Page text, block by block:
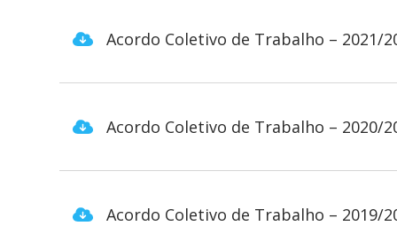
Acordo Coletivo de Trabalho – 2021/
Acordo Coletivo de Trabalho – 2020/
Acordo Coletivo de Trabalho – 2019/